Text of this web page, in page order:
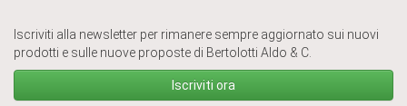
Iscriviti alla newsletter per rimanere sempre aggiornato sui nuovi
prodotti e sulle nuove proposte di Bertolotti Aldo & C.
Iscriviti ora